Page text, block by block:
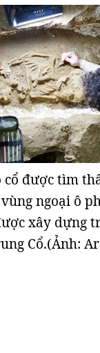
cổ được tìm
ngoại ô
xây dựng
Cổ.(Ảnh: